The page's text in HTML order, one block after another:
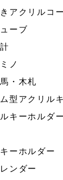
アクリルコ
ーブ
ノ
・木札
型アクリル
キーホルダー
ーホルダー
ンダー